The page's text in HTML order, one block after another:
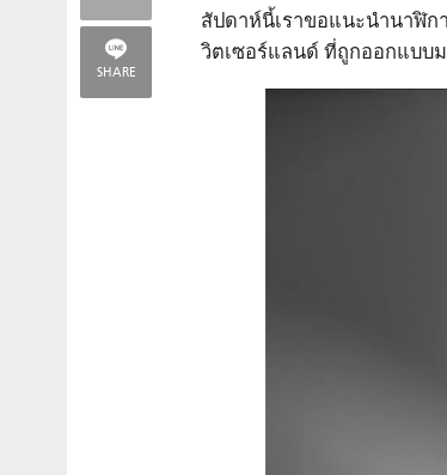
SHARE
สัปดาห์นี้เราขอแนะนำนาฬิก
วิตเซอร์แลนด์ ที่ถูกออกแบบ